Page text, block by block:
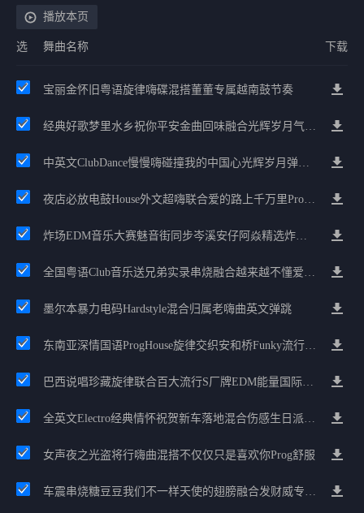
播放本页
选 舞曲名称 下载
宝丽金怀旧粤语旋律嗨碟混搭董董专属越南鼓节奏
经典好歌梦里水乡祝你平安金曲回味融合光辉岁月气氛中文兄弟串烧
中英文ClubDance慢慢嗨碰撞我的中国心光辉岁月弹鼓车载
夜店必放电鼓House外文超嗨联合爱的路上千万里Prog包房漫步上头
炸场EDM音乐大赛魅音街同步岑溪安仔阿焱精选炸场歌路串烧
全国粤语Club音乐送兄弟实录串烧融合越来越不懂爱的哲学遗憾专辑
墨尔本暴力电码Hardstyle混合归属老嗨曲英文弹跳
东南亚深情国语ProgHouse旋律交织安和桥Funky流行情怀串烧
巴西说唱珍藏旋律联合百大流行S厂牌EDM能量国际电音串烧
全英文Electro经典情怀祝贺新车落地混合伤感生日派对中文Club串烧
女声夜之光盗将行嗨曲混搭不仅仅只是喜欢你Prog舒服
车震串烧糖豆豆我们不一样天使的翅膀融合发财威专属金边太空仓节奏